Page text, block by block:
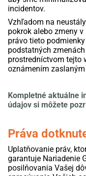
incidentov.
Vzhľadom na
pokrok alebo zmeny
právo tieto
podstatných
prostredníctvom tejto
oznámením
Kompletné aktuálne
údajov si môžete
Práva
Uplatňovanie práv,
garantuje Nariadenie
posilňovania Vašej